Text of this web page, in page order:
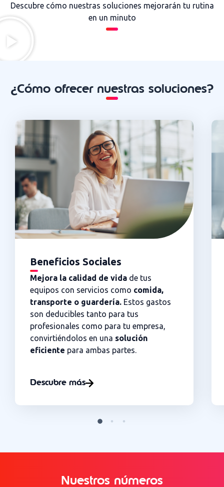
Descubre cómo nuestras soluciones mejorarán tu rutina
en un minuto
¿Cómo ofrecer nuestras soluciones?
Beneficios Sociales
Mejora la calidad de vida de tus
equipos con servicios como comida,
transporte o guardería. Estos gastos
son deducibles tanto para tus
profesionales como para tu empresa,
convirtiéndolos en una solución
eficiente para ambas partes.
Descubre más
Nuestros números